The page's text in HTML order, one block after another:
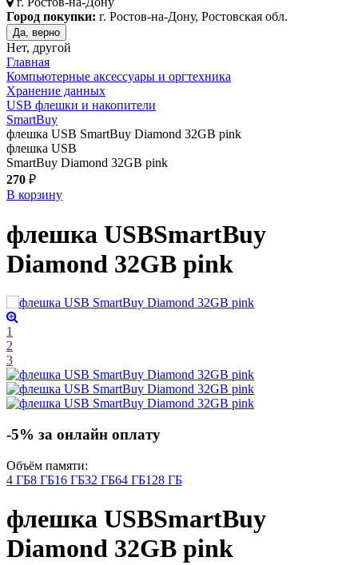
Город покупки: г. Ростов-на-Дону, Ростовская обл.
Да, верно
Нет, другой
Главная
Компьютерные аксессуары и оргтехника
Хранение данных
USB флешки и накопители
SmartBuy
флешка USB SmartBuy Diamond 32GB pink
флешка USB
SmartBuy Diamond 32GB pink
270 ₽
В корзину
флешка USBSmartBuy
Diamond 32GB pink
1
2
3
-5% за онлайн оплату
Объём памяти:
4 ГБ8 ГБ16 ГБ32 ГБ64 ГБ128 ГБ
флешка USBSmartBuy
Diamond 32GB pink